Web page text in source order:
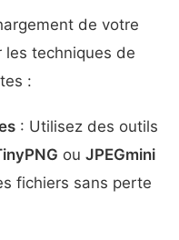
de votre
techniques de
:
: Utilisez des outils
ou JPEGmini
fichiers sans perte